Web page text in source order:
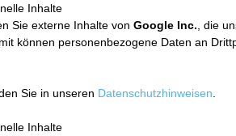
Inhalte
Sie externe Inhalte von Google Inc. , die
können personenbezogene Daten an
Sie in unseren Datenschutzhinweisen
Inhalte